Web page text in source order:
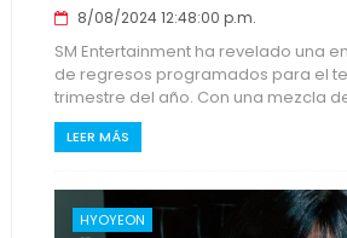
8/08/2024 12:48:00 p.m.
SM Entertainment ha revelado una
de regresos programados para el
trimestre del año. Con una mezcla
LEER MÁS
HYOYEON